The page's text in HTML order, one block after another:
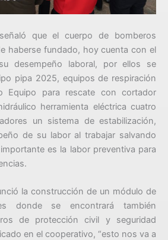
que el cuerpo de bomberos
haberse fundado, hoy cuenta con el
desempeño laboral, por ellos se
pipa 2025, equipos de respiración
Equipo para rescate con cortador
herramienta eléctrica cuatro
un sistema de estabilización,
de su labor al trabajar salvando
es la labor preventiva para
la construcción de un módulo de
donde se encontrará también
de protección civil y seguridad
en el cooperativo, “esto nos va a